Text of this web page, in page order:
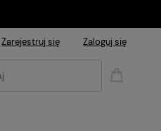
Zarejestruj się Zaloguj się